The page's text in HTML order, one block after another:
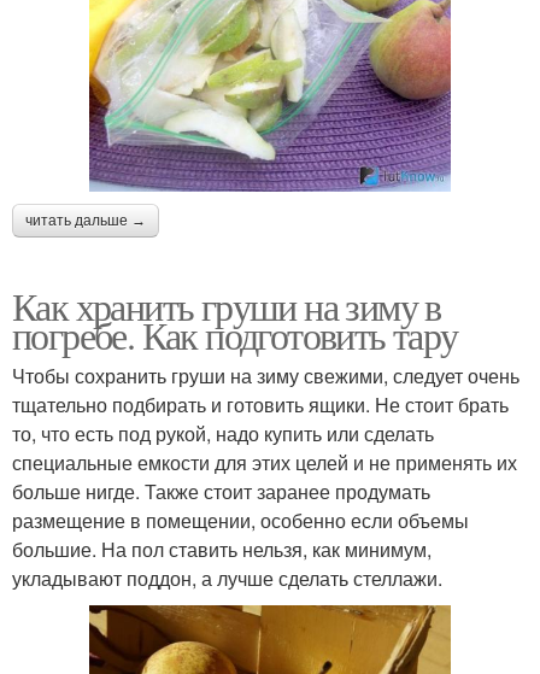
читать дальше →
Как хранить груши на зиму в
погребе. Как подготовить тару
Чтобы сохранить груши на зиму свежими, следует очень
тщательно подбирать и готовить ящики. Не стоит брать
то, что есть под рукой, надо купить или сделать
специальные емкости для этих целей и не применять их
больше нигде. Также стоит заранее продумать
размещение в помещении, особенно если объемы
большие. На пол ставить нельзя, как минимум,
укладывают поддон, а лучше сделать стеллажи.